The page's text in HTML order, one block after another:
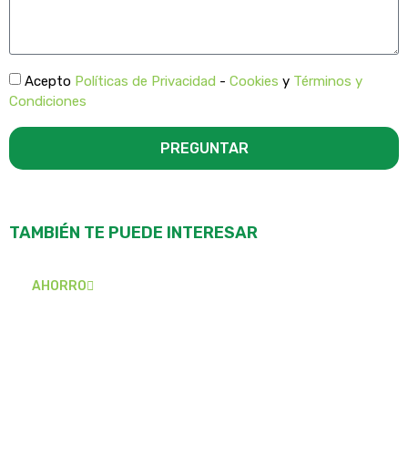
Acepto Políticas de Privacidad - Cookies y Términos y
Condiciones
PREGUNTAR
TAMBIÉN TE PUEDE INTERESAR
AHORRO